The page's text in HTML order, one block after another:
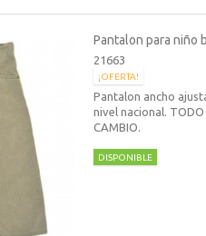
Pantalon para niño
21663
¡OFERTA!
Pantalon ancho
nivel nacional. TODO
CAMBIO.
DISPONIBLE